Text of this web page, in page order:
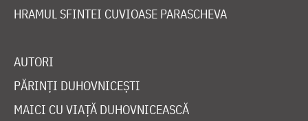
HRAMUL SFINTEI CUVIOASE PARASCHEVA
AUTORI
PĂRINȚI DUHOVNICEȘTI
MAICI CU VIAȚĂ DUHOVNICEASCĂ